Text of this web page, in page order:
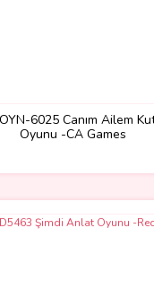
6025 Canım Ailem
Oyunu -CA Games